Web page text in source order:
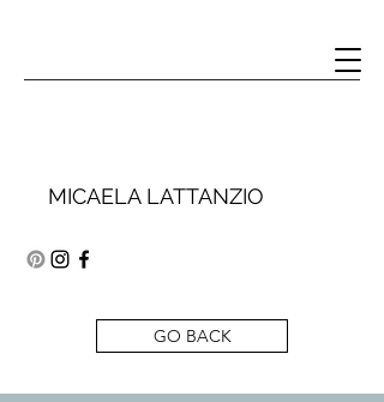
MICAELA LATTANZIO
GO BACK